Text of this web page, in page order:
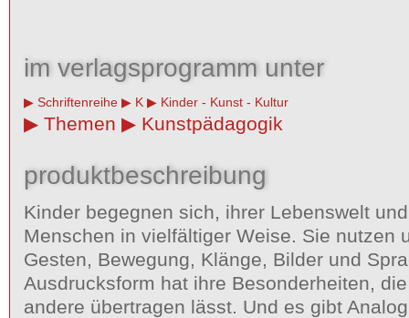
im verlagsprogramm unter
Schriftenreihe K Kinder - Kunst - Kultur
Themen Kunstpädagogik
produktbeschreibung
Kinder begegnen sich, ihrer Lebenswelt
Menschen in vielfältiger Weise. Sie nutzen
Gesten, Bewegung, Klänge, Bilder und
Ausdrucksform hat ihre Besonderheiten,
andere übertragen lässt. Und es gibt